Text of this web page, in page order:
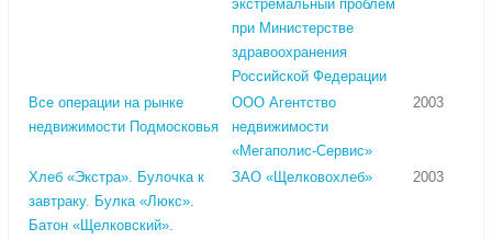
экстремальный проблем
при Министерстве
здравоохранения
Российской Федерации
Все операции на рынке
недвижимости Подмосковья
ООО Агентство
недвижимости
«Мегаполис-Сервис»
2003
Хлеб «Экстра». Булочка к
завтраку. Булка «Люкс».
Батон «Щелковский».
ЗАО «Щелковохлеб» 2003